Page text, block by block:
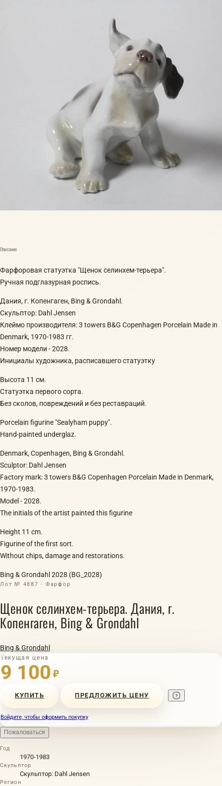
Описание
Фарфоровая статуэтка "Щенок селинхем-терьера".
Ручная подглазурная роспись.
Дания, г. Копенгаген, Bing & Grondahl.
Скульптор: Dahl Jensen
Клеймо производителя: 3 towers B&G Copenhagen Porcelain Made in
Denmark, 1970-1983 гг.
Номер модели - 2028.
Инициалы художника, расписавшего статуэтку
Высота 11 см.
Статуэтка первого сорта.
Без сколов, повреждений и без реставраций.
Porcelain figurine "Sealyham puppy".
Hand-painted underglaz.
Denmark, Copenhagen, Bing & Grondahl.
Sculptor: Dahl Jensen
Factory mark: 3 towers B&G Copenhagen Porcelain Made in Denmark,
1970-1983.
Model - 2028.
The initials of the artist painted this figurine
Height 11 cm.
Figurine of the first sort.
Without chips, damage and restorations.
Bing & Grondahl 2028 (BG_2028)
Лот № 4887 · Фарфор
Щенок селинхем-терьера. Дания, г.
Копенгаген, Bing & Grondahl
Bing & Grondahl
Текущая цена
9 100 ₽
КУПИТЬ ПРЕДЛОЖИТЬ ЦЕНУ
Войдите, чтобы оформить покупку
Пожаловаться
Год
1970-1983
Скульптор
Скульптор: Dahl Jensen
Регион